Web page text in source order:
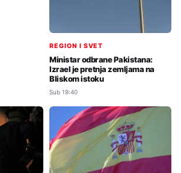
REGION I SVET
Ministar odbrane Pakistana:
Izrael je pretnja zemljama na
Bliskom istoku
Sub 19:40